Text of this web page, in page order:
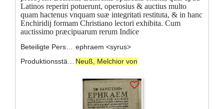
Latinos reperiri potuerunt, operosius & auctius multo
quam hactenus vnquam suæ integritati restituta, & in hanc
Enchiridij formam Christiano lectori exhibita. Cum
auctissimo præcipuarum rerum Indice
ephraem <syrus>
Neuß, Melchior von